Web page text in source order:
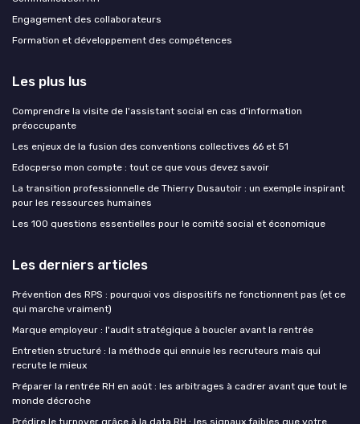
Engagement des collaborateurs
Formation et développement des compétences
Les plus lus
Comprendre la visite de l'assistant social en cas d'information
préoccupante
Les enjeux de la fusion des conventions collectives 66 et 51
Edocperso mon compte : tout ce que vous devez savoir
La transition professionnelle de Thierry Dusautoir : un exemple inspirant
pour les ressources humaines
Les 100 questions essentielles pour le comité social et économique
Les derniers articles
Prévention des RPS : pourquoi vos dispositifs ne fonctionnent pas (et ce
qui marche vraiment)
Marque employeur : l'audit stratégique à boucler avant la rentrée
Entretien structuré : la méthode qui ennuie les recruteurs mais qui
recrute le mieux
Préparer la rentrée RH en août : les arbitrages à cadrer avant que tout le
monde décroche
Prédire le turnover grâce à la data RH : les signaux faibles que votre